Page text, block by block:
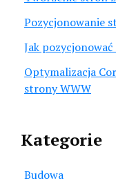
Pozycjonowanie
Jak
Optymalizacja
strony WWW
Kategorie
Budowa